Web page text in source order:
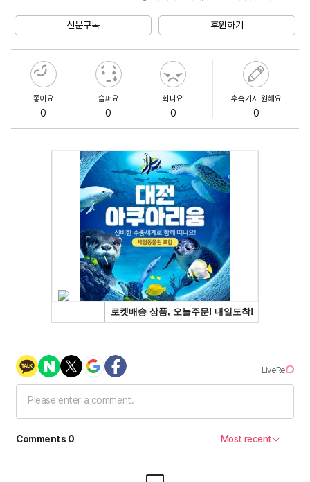
신문구독 후원하기
좋아요
0
슬퍼요
0
화나요
0
후속기사 원해요
0